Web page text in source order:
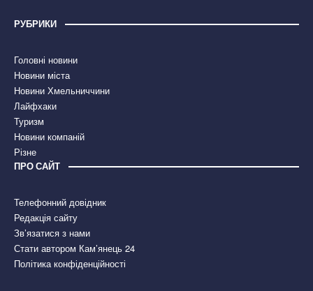
РУБРИКИ
Головні новини
Новини міста
Новини Хмельниччини
Лайфхаки
Туризм
Новини компаній
Різне
ПРО САЙТ
Телефонний довідник
Редакція сайту
Зв’язатися з нами
Стати автором Кам’янець 24
Політика конфіденційності